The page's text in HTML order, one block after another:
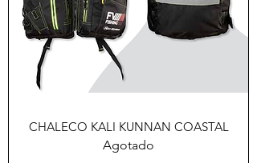
CHALECO KALI KUNNAN COASTAL
Agotado